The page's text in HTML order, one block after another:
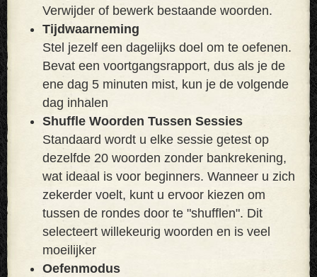
Verwijder of bewerk bestaande woorden.
Tijdwaarneming
Stel jezelf een dagelijks doel om te oefenen.
Bevat een voortgangsrapport, dus als je de
ene dag 5 minuten mist, kun je de volgende
dag inhalen
Shuffle Woorden Tussen Sessies
Standaard wordt u elke sessie getest op
dezelfde 20 woorden zonder bankrekening,
wat ideaal is voor beginners. Wanneer u zich
zekerder voelt, kunt u ervoor kiezen om
tussen de rondes door te "shufflen". Dit
selecteert willekeurig woorden en is veel
moeilijker
Oefenmodus